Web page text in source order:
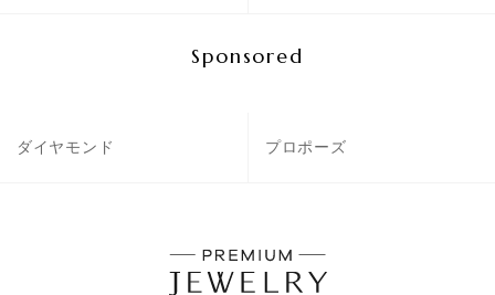
Sponsored
ダイヤモンド プロポーズ